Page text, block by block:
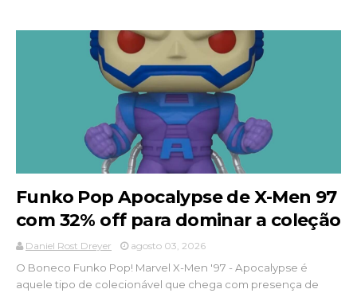
Funko Pop Apocalypse de X-Men 97
com 32% off para dominar a coleção
Daniel Rost Dreyer agosto 03, 2026
O Boneco Funko Pop! Marvel X-Men '97 - Apocalypse é
aquele tipo de colecionável que chega com presença de